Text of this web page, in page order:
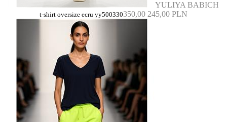
YULIYA BABICH
t-shirt oversize ecru yy500330350,00 245,00 PLN